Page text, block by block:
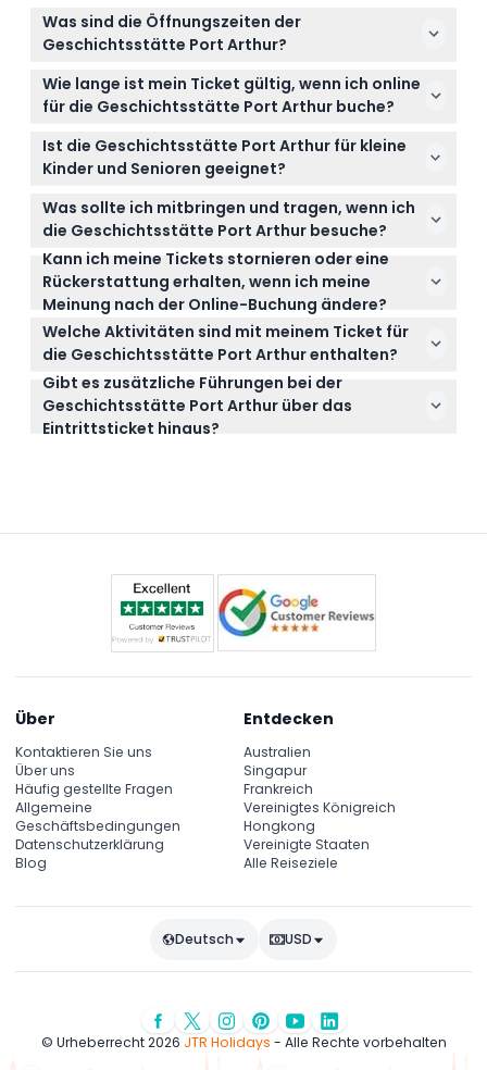
Was sind die Öffnungszeiten der
Geschichtsstätte Port Arthur?
Die Geschichtsstätte Port Arthur ist täglich von 9:00
bis 17:00 Uhr geöffnet und an Weihnachten
bestätigen Sie die Zeiten bei der Buchung).
Wie lange ist mein Ticket gültig, wenn ich online
für die Geschichtsstätte Port Arthur buche?
Ihr Ticket ist für zwei aufeinanderfolgende Tage
gültig, sodass Sie genügend Zeit haben, das
weitläufige Gelände und alle enthaltenen
Aktivitäten zu erkunden.
Ist die Geschichtsstätte Port Arthur für kleine
Kinder und Senioren geeignet?
Ja, Kinder im Alter von 0-6 Jahren haben freien
Eintritt, und es gibt ermäßigte Tickets für Senioren
oder Seniorenausweise.
Was sollte ich mitbringen und tragen, wenn ich
die Geschichtsstätte Port Arthur besuche?
Tragen Sie bequeme Kleidung in Schichten und
stabile Wanderschuhe, da Sie die historischen
Außenbereiche und Gebäude in Ihrem eigenen
Tempo erkunden werden.
Kann ich meine Tickets stornieren oder eine
Rückerstattung erhalten, wenn ich meine
Meinung nach der Online-Buchung ändere?
Die Tickets sind nicht erstattungsfähig und können
nicht storniert werden, daher ist es wichtig, dass Sie
Welche Aktivitäten sind mit meinem Ticket für
die Geschichtsstätte Port Arthur enthalten?
Ihr Ticket beinhaltet einen 2-Tage-Attraktionspass,
eine 20-minütige Hafenrundfahrt, Zugang zu über
30 historischen Gebäuden und Galerien, einen
Gibt es zusätzliche Führungen bei der
Geschichtsstätte Port Arthur über das
Eintrittsticket hinaus?
möchten.
Über
Kontaktieren Sie uns
Über uns
Häufig gestellte Fragen
Allgemeine
Geschäftsbedingungen
Datenschutzerklärung
Blog
Entdecken
Australien
Singapur
Frankreich
Vereinigtes Königreich
Hongkong
Vereinigte Staaten
Alle Reiseziele
Deutsch USD
© Urheberrecht 2026 JTR Holidays - Alle Rechte vorbehalten